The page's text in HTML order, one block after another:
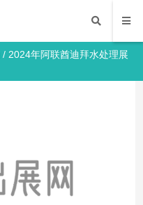
/ 2024年阿联酋迪拜水处理展